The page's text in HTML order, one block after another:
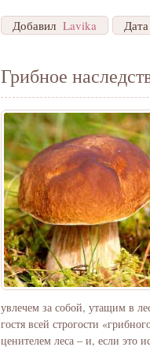
Добавил Lavika Дата
Грибное
увлечем за собой, утащим в
гостя всей строгости
ценителем леса – и, если это